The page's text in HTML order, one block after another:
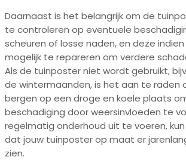
Daarnaast is het belangrijk om de
te controleren op eventuele
scheuren of losse naden, en deze
mogelijk te repareren om verdere
Als de tuinposter niet wordt gebruikt,
de wintermaanden, is het aan te raden
bergen op een droge en koele plaats
beschadiging door weersinvloeden te
regelmatig onderhoud uit te voeren,
dat jouw tuinposter op maat er
zien.